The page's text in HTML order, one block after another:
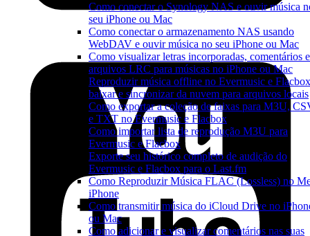
Como conectar o Synology NAS e ouvir música
seu iPhone ou Mac
Como conectar o armazenamento NAS usando
WebDAV e ouvir música no seu iPhone ou Mac
Como visualizar letras incorporadas, comentários e
arquivos LRC para músicas no iPhone ou Mac
Reproduzir música offline no Evermusic e
baixar e sincronizar da nuvem para arquivos locais
Como exportar a coleção de faixas para M3U,
e TXT no Evermusic e Flacbox
Como importar lista de reprodução M3U para
Evermusic e Flacbox
Exporte seu histórico completo de audição do
Evermusic e Flacbox para o Last.fm
Como Reproduzir Música FLAC (Lossless) no
iPhone
Como transmitir música do iCloud Drive no
ou Mac
Como adicionar e visualizar comentários nas suas